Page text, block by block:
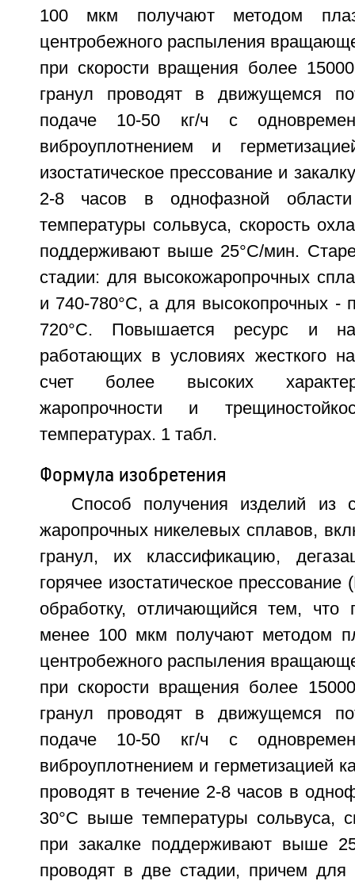
100 мкм получают методом
центробежного распыления
при скорости вращения более
гранул проводят в движущемся
подаче 10-50 кг/ч с
виброуплотнением и
изостатическое прессование и
2-8 часов в однофазной
температуры сольвуса, скорость
поддерживают выше 25°C/мин.
стадии: для высокожаропрочных
и 740-780°C, а для высокопрочных -
720°C. Повышается ресурс и
работающих в условиях жесткого
счет более высоких
жаропрочности и
температурах. 1 табл.
Формула изобретения
Способ получения изделий из
жаропрочных никелевых сплавов,
гранул, их классификацию,
горячее изостатическое
обработку, отличающийся тем, что
менее 100 мкм получают методом
центробежного распыления
при скорости вращения более
гранул проводят в движущемся
подаче 10-50 кг/ч с
виброуплотнением и герметизацией
проводят в течение 2-8 часов в
30°C выше температуры сольвуса,
при закалке поддерживают выше
проводят в две стадии, причем для